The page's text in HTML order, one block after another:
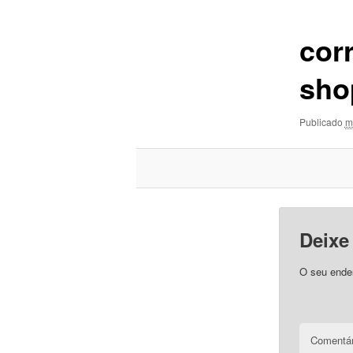
Publicado
O seu